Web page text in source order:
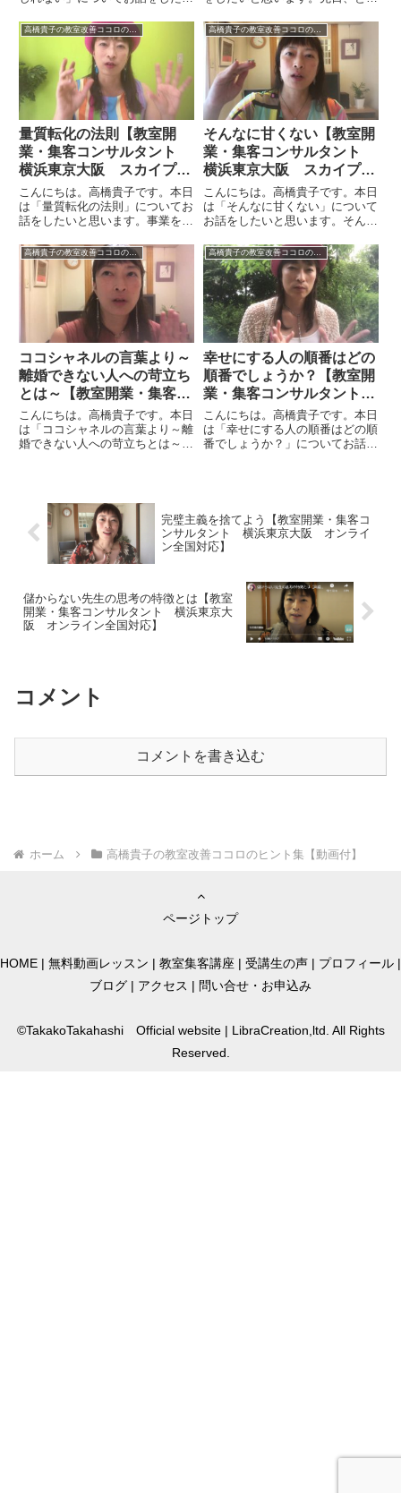
によって様々です。Aさんはこち
らが正しい、Bさんはこちらが正
しいと思う、そういうことがあり
ます。自分ももちろんどっちだ
と...
ていただき、いろいろな方々とい
ろいろなお話をさせていただきま
した。その際に、さらに教室を大
きくしていきたいとか、ステー
ジ...
高橋貴子の教室改善ココロのヒント集【動画付】
量質転化の法則【教室開
業・集客コンサルタント
横浜東京大阪 スカイプ全
国対応】
こんにちは。高橋貴子です。本日
は「量質転化の法則」についてお
話をしたいと思います。事業を立
と、その過程において、ある一定
の量の行動がどうしても必要にな
る時期があります。私は起業の一
年目の第１の壁と言っています。
高橋貴子の教室改善ココロのヒント集【動画付】
そんなに甘くない【教室開
業・集客コンサルタント
横浜東京大阪 スカイプ全
国対応】
こんにちは。高橋貴子です。本日
は「そんなに甘くない」について
お話をしたいと思います。そんな
となのでしょうか。これには具体
的なエピソードがあるので、それ
を今からお伝えしていきます。先
日、私のクライアントさんと話
を...
高橋貴子の教室改善ココロのヒント集【動画付】
ココシャネルの言葉より～
離婚できない人への苛立ち
とは～【教室開業・集客コ
ンサルタント 横浜東京大
阪 スカイプ全国対応】
こんにちは。高橋貴子です。本日
は「ココシャネルの言葉より～離
婚できない人への苛立ちとは～」
クヨクヨする暇とエネルギーがあ
るなら、それを使ってさっさと人
生...
高橋貴子の教室改善ココロのヒント集【動画付】
幸せにする人の順番はどの
順番でしょうか？【教室開
業・集客コンサルタント
横浜東京大阪 スカイプ全
国対応】
こんにちは。高橋貴子です。本日
は「幸せにする人の順番はどの順
番でしょうか？」についてお話を
周りの人を幸せにする。これが正
し...
完璧主義を捨てよう【教室開業・集客コ
ンサルタント 横浜東京大阪 オンライ
ン全国対応】
儲からない先生の思考の特徴とは【教室
開業・集客コンサルタント 横浜東京大
阪 オンライン全国対応】
コメント
コメントを書き込む
ホーム 高橋貴子の教室改善ココロのヒント集【動画付】
ページトップ
HOME | 無料動画レッスン | 教室集客講座 | 受講生の声 | プロフィール |
ブログ | アクセス | 問い合せ・お申込み
©TakakoTakahashi Official website | LibraCreation,ltd. All Rights
Reserved.